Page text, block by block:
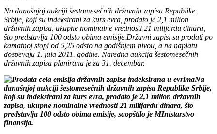
Na današnjoj aukciji šestomesečnih državnih zapisa Republike
Srbije, koji su indeksirani za kurs evra, prodato je 2,1 milion
državnih zapisa, ukupne nominalne vrednosti 21 milijardu dinara,
što predstavlja 100 odsto obima emisije.Državni zapisi su prodati po
kamatnoj stopi od 5,25 odsto na godišnjem nivou, a na naplatu
dospevaju 1. jula 2011. godine. Naredna aukcija šestomesečnih
državnih zapisa planirana je za 31. decembar.
Na
današnjoj aukciji šestomesečnih državnih zapisa Republike Srbije,
koji su indeksirani za kurs evra, prodato je 2,1 milion državnih
zapisa, ukupne nominalne vrednosti 21 milijardu dinara, što
predstavlja 100 odsto obima emisije, saopštilo je MInistarstvo
finansija.